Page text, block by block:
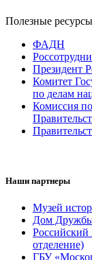
Полезные ресурсы
ФАДН
Президент
Комитет
по делам
Комиссия
Наши партнеры
Музей
Дом Дружбы
Российский
отделение)
ГБУ